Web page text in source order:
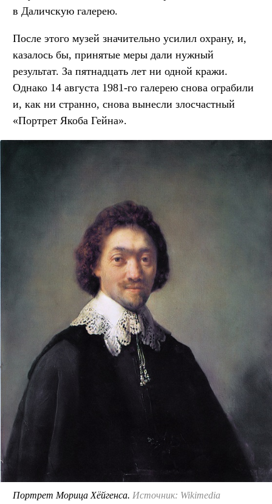
в Даличскую галерею.
После этого музей значительно усилил охрану, и,
казалось бы, принятые меры дали нужный
результат. За пятнадцать лет ни одной кражи.
Однако 14 августа 1981-го галерею снова ограбили
и, как ни странно, снова вынесли злосчастный
«Портрет Якоба Гейна».
Портрет Морица Хёйгенса. Источник: Wikimedia